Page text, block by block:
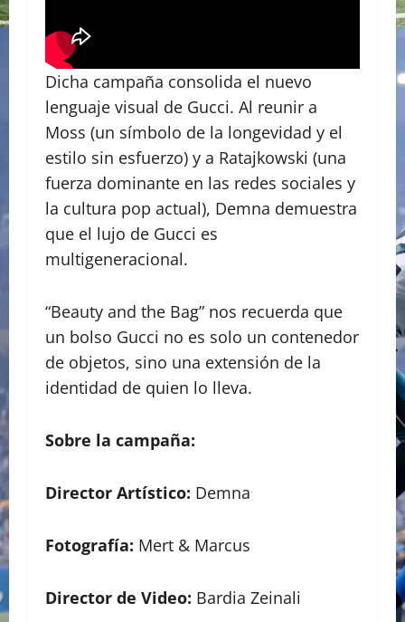
Dicha campaña consolida el nuevo
lenguaje visual de Gucci. Al reunir a
Moss (un símbolo de la longevidad y el
estilo sin esfuerzo) y a Ratajkowski (una
fuerza dominante en las redes sociales y
la cultura pop actual), Demna demuestra
que el lujo de Gucci es
multigeneracional.
“Beauty and the Bag” nos recuerda que
un bolso Gucci no es solo un contenedor
de objetos, sino una extensión de la
identidad de quien lo lleva.
Sobre la campaña:
Director Artístico: Demna
Fotografía: Mert & Marcus
Director de Video: Bardia Zeinali